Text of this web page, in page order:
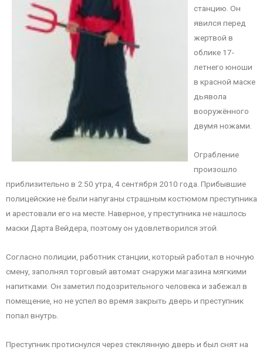
станцию. Он
явился перед
жертвой в
облике 17-
летнего юноши
в красной маске
дьявола
вооружённого
двумя ножами.
Ограбление
произошло
приблизительно в 2:50 утра, 4 сентября 2010 года. Прибывшие
полицейские не были напуганы страшным костюмом преступника
и арестовали его на месте. Наверное, у преступника не нашлось
маски Дарта Вейдера, поэтому он удовлетворился этой.
Согласно полиции, работник станции, который работал в ночную
смену, заполнял торговый автомат снаружи магазина мягкими
напитками. Он заметил подозрительного человека и забежал в
помещение, но не успел во время закрыть дверь и преступник
попал внутрь.
Преступник протиснулся через стеклянную дверь и был снят на